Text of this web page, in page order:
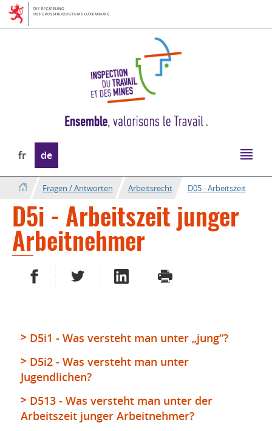
Zur
Navigation
Zum
Inhalt
Sprache
wechseln
fr de
Fragen / Antworten Arbeitsrecht D05 - Arbeitszeit
D5i - Arbeitszeit junger
Arbeitnehmer
AUF FACEBOOK TEILENAUF TWITTER TEILENAUF LINKEDIN TEILEN
DRUCKEN
D5i1 - Was versteht man unter „jung“?
D5i2 - Was versteht man unter
Jugendlichen?
D513 - Was versteht man unter der
Arbeitszeit junger Arbeitnehmer?